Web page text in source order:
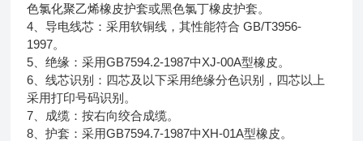
色氯化聚乙烯橡皮护套或黑色氯丁橡皮护套。
4、导电线芯：采用软铜线，其性能符合 GB/T3956-
1997。
5、绝缘：采用GB7594.2-1987中XJ-00A型橡皮。
6、线芯识别：四芯及以下采用绝缘分色识别，四芯以上
采用打印号码识别。
7、成缆：按右向绞合成缆。
8、护套：采用GB7594.7-1987中XH-01A型橡皮。